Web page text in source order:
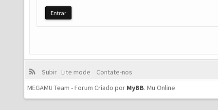
Subir Lite mode
Contate-nos
MEGAMU Team - Forum Criado por MyBB. Mu Online